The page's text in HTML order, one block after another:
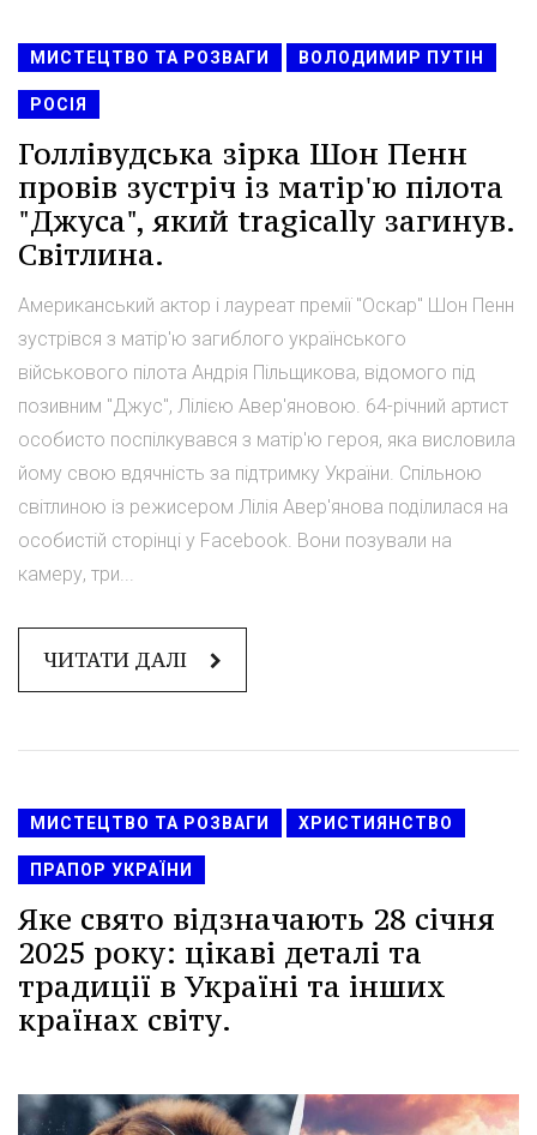
МИСТЕЦТВО ТА РОЗВАГИ ВОЛОДИМИР ПУТІН
РОСІЯ
Голлівудська зірка Шон Пенн
провів зустріч із матір'ю пілота
"Джуса", який tragically загинув.
Світлина.
Американський актор і лауреат премії "Оскар" Шон Пенн
зустрівся з матір'ю загиблого українського
військового пілота Андрія Пільщикова, відомого під
позивним "Джус", Лілією Авер'яновою. 64-річний артист
особисто поспілкувався з матір'ю героя, яка висловила
йому свою вдячність за підтримку України. Спільною
світлиною із режисером Лілія Авер'янова поділилася на
особистій сторінці у Facebook. Вони позували на
камеру, три...
ЧИТАТИ ДАЛІ
МИСТЕЦТВО ТА РОЗВАГИ ХРИСТИЯНСТВО
ПРАПОР УКРАЇНИ
Яке свято відзначають 28 січня
2025 року: цікаві деталі та
традиції в Україні та інших
країнах світу.